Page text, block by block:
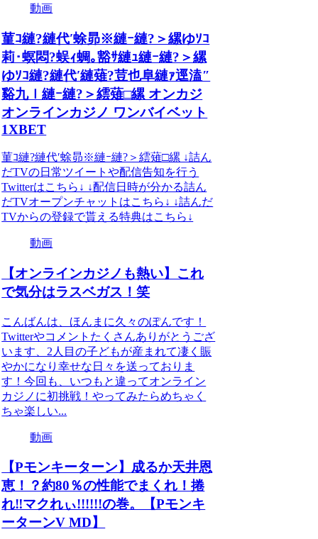
動画
菫ｺ縺?縺代′蜍昴※縺ｰ縺?＞縲ゆｿｺ
莉･螟悶?蜈ｨ蜩｡豁ｻ縺ｭ縺ｰ縺?＞縲
ゆｿｺ縺?縺代′縺薙?荳也阜縺ｧ逕溘″
谿九ｌ縺ｰ縺?＞繧薙□縲 オンカジ
オンラインカジノ ワンバイベット
1XBET
菫ｺ縺?縺代′蜍昴※縺ｰ縺?＞繧薙□縲 ↓詰ん
だTVの日常ツイートや配信告知を行う
Twitterはこちら↓ ↓配信日時が分かる詰ん
だTVオープンチャットはこちら↓ ↓詰んだ
TVからの登録で貰える特典はこちら↓
動画
【オンラインカジノも熱い】これ
で気分はラスベガス！笑
こんばんは、ほんまに久々のぽんです！
Twitterやコメントたくさんありがとうござ
います、2人目の子どもが産まれて凄く賑
やかになり幸せな日々を送っておりま
す！今回も、いつもと違ってオンライン
カジノに初挑戦！やってみたらめちゃく
ちゃ楽しい...
動画
【Pモンキーターン】成るか天井恩
恵！？約80％の性能でまくれ！捲
れ‼マクれぃ!!!!!!の巻。【Pモンキ
ーターンV MD】